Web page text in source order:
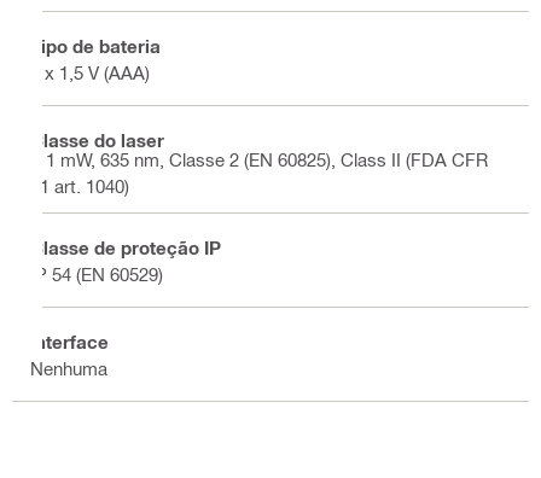
Tipo de bateria
2 x 1,5 V (AAA)
Classe do laser
< 1 mW, 635 nm, Classe 2 (EN 60825), Class II (FDA CFR
21 art. 1040)
Classe de proteção IP
IP 54 (EN 60529)
Interface
Nenhuma